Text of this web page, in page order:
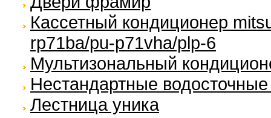
Кассетный кондиционер
rp71ba/pu-p71vha/plp-6
Мультизональный
Нестандартные
Лестница уника